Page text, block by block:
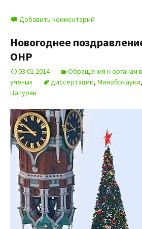
Добавить комментарий
Новогоднее
ОНР
03.01.2014 Обращения к органам
учёных
диссертации, Минобрнауки,
Цатурян